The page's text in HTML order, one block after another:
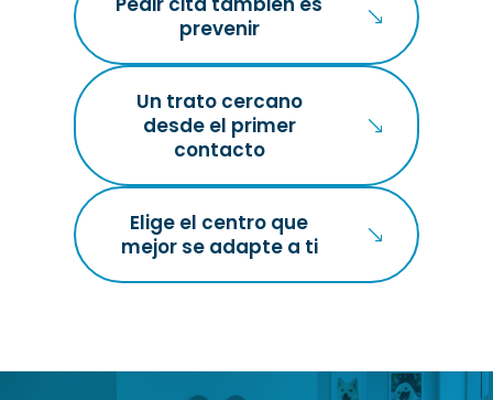
prevenir
Un trato cercano
desde el primer
contacto
Elige el centro que
mejor se adapte a ti